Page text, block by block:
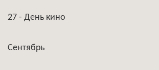
27 - День кино
Сентябрь